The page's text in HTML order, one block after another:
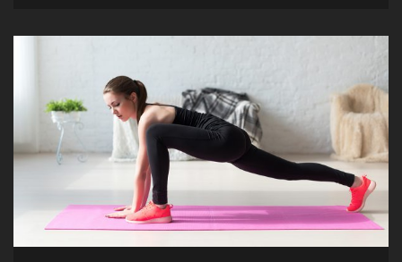
μνήμη
και
μυαλό